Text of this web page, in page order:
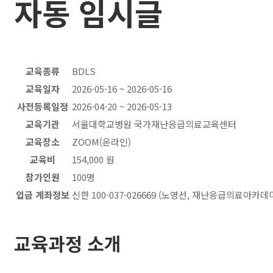
자동 임시글
교육종류
BDLS
교육일자
2026-05-16 ~ 2026-05-16
사전등록일정 2026-04-20 ~ 2026-05-13
교육기관
서울대학교병원 국가재난응급의료교육센터
교육장소
ZOOM(온라인)
교육비
154,000 원
참가인원
100명
입금 계좌정보 신한 100-037-026669 (노영선, 재난응급의료아카데
교육과정 소개